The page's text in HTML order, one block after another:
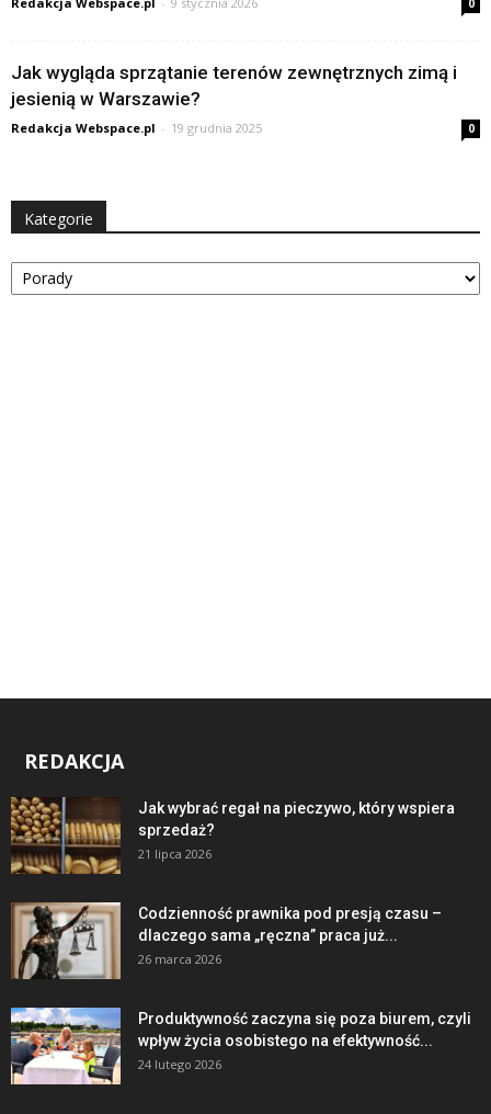
Jak wygląda sprzątanie terenów zewnętrznych zimą i
jesienią w Warszawie?
Redakcja Webspace.pl - 19 grudnia 2025 0
Kategorie
Kategorie
REDAKCJA
Jak wybrać regał na pieczywo, który wspiera
sprzedaż?
21 lipca 2026
Codzienność prawnika pod presją czasu –
dlaczego sama „ręczna” praca już...
26 marca 2026
Produktywność zaczyna się poza biurem, czyli
wpływ życia osobistego na efektywność...
24 lutego 2026